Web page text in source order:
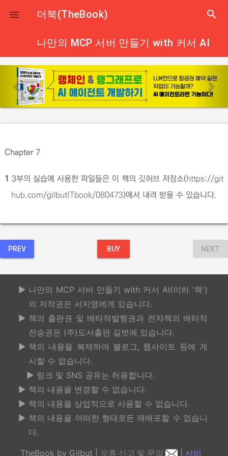
close
 더북(TheBook) search
나만의 MCP 서버 만들기 with 커서 AI
p
r
e
u
e
x
Chapter 7
1 3부의 실습에 사용한 파일들은 이 책의 깃허브 저장소(https://git
hub.com/gilbutITbook/080473)에서 내려 받을 수 있습니다.
PREV BUY NEXT
나만의 MCP 서버 만들기 with 커서 AI(이하 '책')
의 저작권은 서지영에게 있습니다.
책의 출판권 및 배타적발행권과 전자책의 배타적
전송권은 (주)도서출판 길벗에 있습니다.
책의 내용을 복제하여 블로그, 웹사이트 등에 게
시할 수 없습니다.
링크 및 SNS 공유는 허용합니다.
책의 내용을 변경할 수 없습니다.
책의 내용을 상업적으로 사용할 수 없습니다.
책의 내용을 어떠한 형태로든 재배포할 수 없습니
다.
TheBook by Gilbut 오류 신고 및 문의 서비